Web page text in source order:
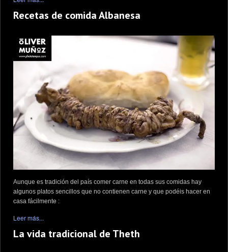
Recetas de comida Albanesa
Aunque es tradición del país comer carne en todas sus comidas hay
algunos platos sencillos que no contienen carne y que podéis hacer en
casa fácilmente :
Leer más...
La vida tradicional de Theth